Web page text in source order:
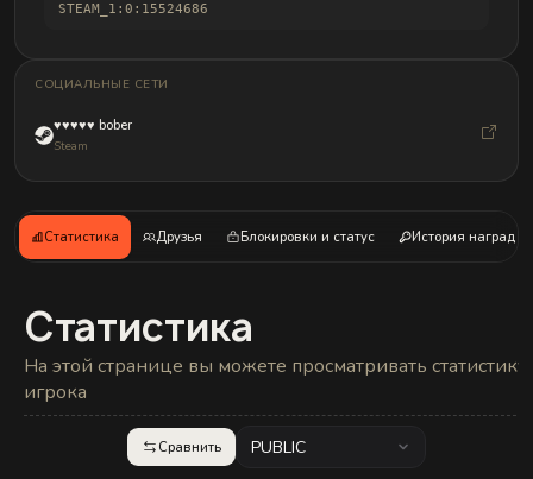
STEAM_1:0:15524686
СОЦИАЛЬНЫЕ СЕТИ
♥♥♥♥♥ bober
Steam
Статистика Друзья Блокировки и статус История наград
Статистика
На этой странице вы можете просматривать статистику
игрока
Сравнить PUBLIC
д
л
в